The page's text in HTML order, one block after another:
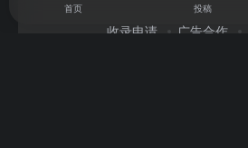
收录申请 广告合作
首页 投稿